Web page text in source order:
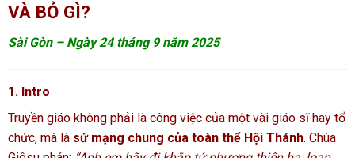
VÀ BỎ GÌ?
Sài Gòn – Ngày 24 tháng 9 năm 2025
1. Intro
Truyền giáo không phải là công việc của một vài giáo sĩ hay tổ
chức, mà là sứ mạng chung của toàn thể Hội Thánh. Chúa